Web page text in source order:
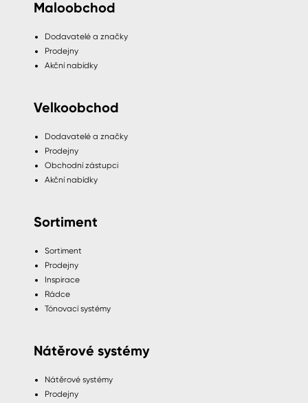
Maloobchod
Dodavatelé a značky
Prodejny
Akční nabídky
Velkoobchod
Dodavatelé a značky
Prodejny
Obchodní zástupci
Akční nabídky
Sortiment
Sortiment
Prodejny
Inspirace
Rádce
Tónovací systémy
Nátěrové systémy
Nátěrové systémy
Prodejny